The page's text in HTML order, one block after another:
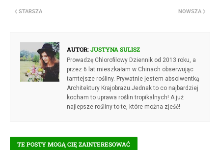
NOWSZA
STARSZA
AUTOR:JUSTYNA SULISZ
Prowadzę Chlorofilowy Dziennik od 2013 roku, a
przez 6 lat mieszkałam w Chinach obserwując
tamtejsze rośliny. Prywatnie jestem absolwentką
Architektury Krajobrazu.Jednak to co najbardziej
kocham to uprawa roślin tropikalnych! A już
najlepsze rośliny to te, które można zjeść!
TE POSTY MOGĄ CIĘ ZAINTERESOWAĆ